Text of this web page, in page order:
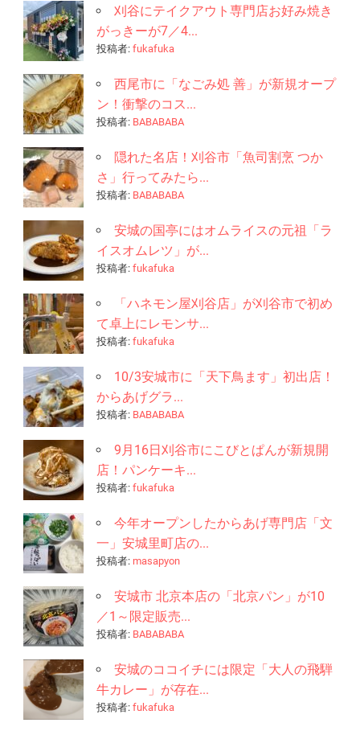
刈谷にテイクアウト専門店お好み焼き
がっきーが7／4...
投稿者: fukafuka
西尾市に「なごみ処 善」が新規オープ
ン！衝撃のコス...
投稿者: BABABABA
隠れた名店！刈谷市「魚司割烹 つか
さ」行ってみたら...
投稿者: BABABABA
安城の国亭にはオムライスの元祖「ラ
イスオムレツ」が...
投稿者: fukafuka
「ハネモン屋刈谷店」が刈谷市で初め
て卓上にレモンサ...
投稿者: fukafuka
10/3安城市に「天下鳥ます」初出店！
からあげグラ...
投稿者: BABABABA
9月16日刈谷市にこびとぱんが新規開
店！パンケーキ...
投稿者: fukafuka
今年オープンしたからあげ専門店「文
一」安城里町店の...
投稿者: masapyon
安城市 北京本店の「北京パン」が10
／1～限定販売...
投稿者: BABABABA
安城のココイチには限定「大人の飛騨
牛カレー」が存在...
投稿者: fukafuka